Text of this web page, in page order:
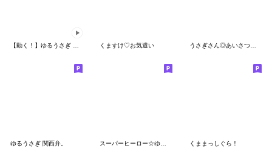
くますけ♡お気遣い うさぎさん◎あいさつスタンプ #10
ゆるうさぎ 関西弁。 くままっしぐら！